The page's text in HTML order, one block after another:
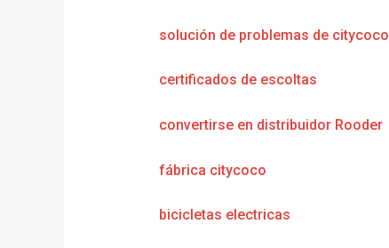
solución de problemas de citycoco
certificados de escoltas
convertirse en distribuidor Rooder
fábrica citycoco
bicicletas electricas